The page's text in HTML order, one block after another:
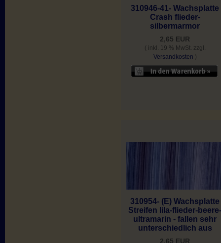
310946-41- Wachsplatte
Crash flieder-
silbermarmor
2,65 EUR
( inkl. 19 % MwSt. zzgl.
Versandkosten )
310954- (E) Wachsplatte
Streifen lila-flieder-
ultramarin - fallen sehr
unterschiedlich aus
2,65 EUR